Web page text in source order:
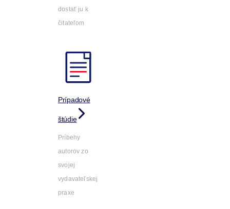
dostať ju k
čitateľom
Prípadové
štúdie
Príbehy
autorov zo
svojej
vydavateľskej
praxe